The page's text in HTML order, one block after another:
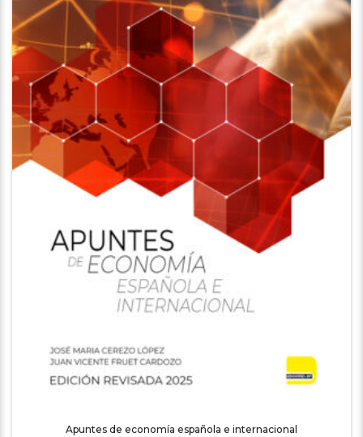
Apuntes de economía española e internacional